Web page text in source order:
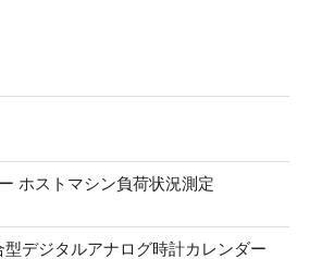
ホストマシン負荷状況測定
型デジタルアナログ時計カレンダー